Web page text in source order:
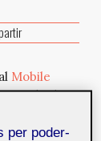
Mobile
edición
la
per poder-